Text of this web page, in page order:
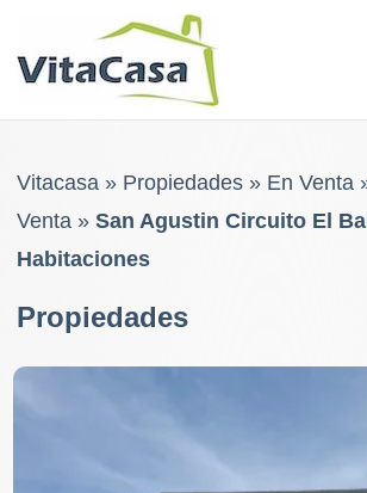
Vitacasa» Propiedades» En Venta
Venta» San Agustin Circuito El
Habitaciones
Propiedades